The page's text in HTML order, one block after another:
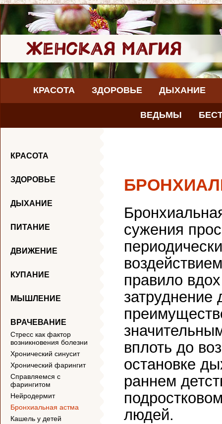
КРАСОТА ЗДОРОВЬЕ ДЫХАНИЕ
ВЕДЬМЫ
КРАСОТА
ЗДОРОВЬЕ
ДЫХАНИЕ
ПИТАНИЕ
ДВИЖЕНИЕ
КУПАНИЕ
МЫШЛЕНИЕ
ВРАЧЕВАНИЕ
Стресс как фактор
возникновения болезни
Хронический синусит
Хронический фарингит
Справляемся с
фарингитом
Нейродермит
Бронхиальная астма
Кашель у детей
сужения
правило
затруднение
вплоть до
остановке
раннем
людей.